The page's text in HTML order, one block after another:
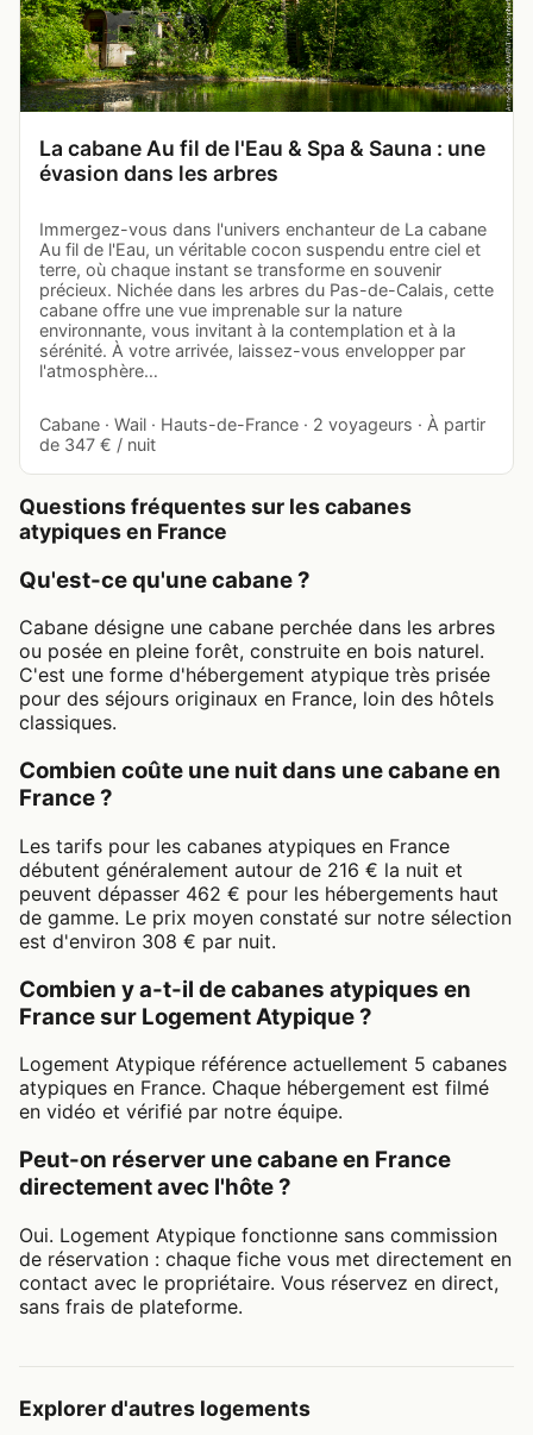
La cabane Au fil de l'Eau & Spa & Sauna : une
évasion dans les arbres
Immergez-vous dans l'univers enchanteur de La cabane
Au fil de l'Eau, un véritable cocon suspendu entre ciel et
terre, où chaque instant se transforme en souvenir
précieux. Nichée dans les arbres du Pas-de-Calais, cette
cabane offre une vue imprenable sur la nature
environnante, vous invitant à la contemplation et à la
sérénité. À votre arrivée, laissez-vous envelopper par
l'atmosphère…
Cabane · Wail · Hauts-de-France · 2 voyageurs · À partir
de 347 € / nuit
Questions fréquentes sur les cabanes
atypiques en France
Qu'est-ce qu'une cabane ?
Cabane désigne une cabane perchée dans les arbres
ou posée en pleine forêt, construite en bois naturel.
C'est une forme d'hébergement atypique très prisée
pour des séjours originaux en France, loin des hôtels
classiques.
Combien coûte une nuit dans une cabane en
France ?
Les tarifs pour les cabanes atypiques en France
débutent généralement autour de 216 € la nuit et
peuvent dépasser 462 € pour les hébergements haut
de gamme. Le prix moyen constaté sur notre sélection
est d'environ 308 € par nuit.
Combien y a-t-il de cabanes atypiques en
France sur Logement Atypique ?
Logement Atypique référence actuellement 5 cabanes
atypiques en France. Chaque hébergement est filmé
en vidéo et vérifié par notre équipe.
Peut-on réserver une cabane en France
directement avec l'hôte ?
Oui. Logement Atypique fonctionne sans commission
de réservation : chaque fiche vous met directement en
contact avec le propriétaire. Vous réservez en direct,
sans frais de plateforme.
Explorer d'autres logements